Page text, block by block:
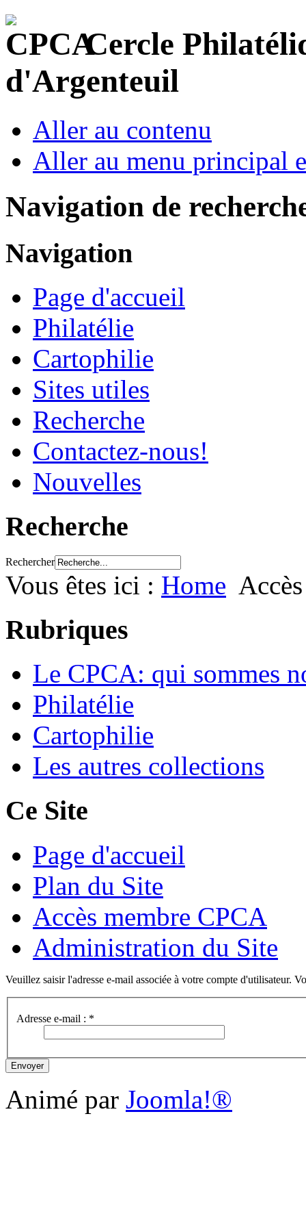
Cercle
d'Argenteuil
Aller au contenu
Aller au menu principal
Navigation de
Navigation
Page d'accueil
Philatélie
Cartophilie
Sites utiles
Recherche
Contactez-nous!
Nouvelles
Recherche
Rechercher
Vous êtes ici : Home
Rubriques
Le CPCA: qui sommes
Philatélie
Cartophilie
Les autres collections
Ce Site
Page d'accueil
Plan du Site
Accès membre CPCA
Administration du Site
Veuillez saisir l'adresse e-mail associée à votre compte d'utilisateur.
Adresse e-mail : *
Envoyer
Animé par Joomla!®